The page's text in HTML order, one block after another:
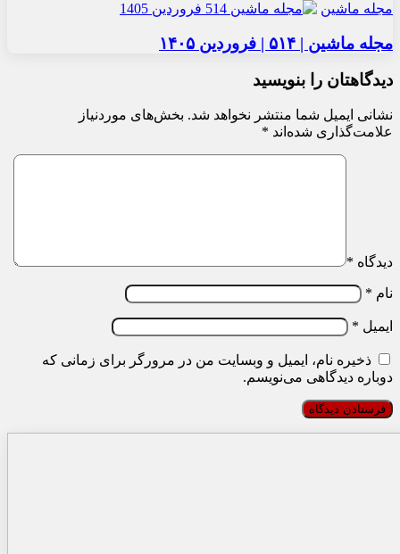
مجله ماشین
مجله ماشین | ۵۱۴ | فروردین ۱۴۰۵
دیدگاهتان را بنویسید
نشانی ایمیل شما منتشر نخواهد شد. بخش‌های موردنیاز
علامت‌گذاری شده‌اند *
دیدگاه *
نام *
ایمیل *
ذخیره نام، ایمیل و وبسایت من در مرورگر برای زمانی که
دوباره دیدگاهی می‌نویسم.